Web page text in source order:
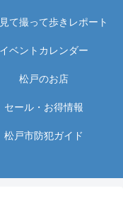
て撮って歩きレポート
イベントカレンダー
松戸のお店
セール・お得情報
松戸市防犯ガイド